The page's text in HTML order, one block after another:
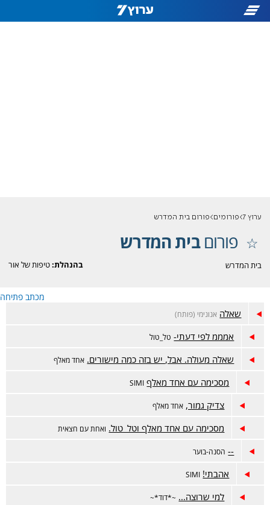
ערוץ 7 פורומים פורום בית המדרש
פורוםבית המדרש
בהנהלת:טיפות של אור בית המדרש
מכתב פתיחה
שאלה אנונימי (פותח)
אמממ לפי דעתי- טל_טול
שאלה מעולה. אבל, יש בזה כמה מישורים. אחד מאלף
מסכימה עם אחד מאלף SIMI
צדיק גמור, אחד מאלף
מסכימה עם אחד מאלף וטל_טול. ואחת עם חצאית
-- הסנה-בוער
אהבתי! SIMI
למי שרוצה... ~*דוד*~